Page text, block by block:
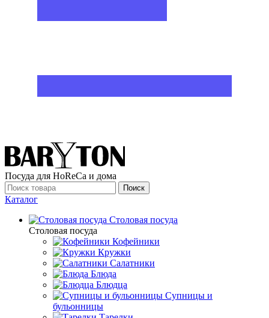
Посуда для HoReCa и дома
Поиск
Каталог
Столовая посуда
Столовая посуда
Кофейники
Кружки
Салатники
Блюда
Блюдца
Супницы и
бульонницы